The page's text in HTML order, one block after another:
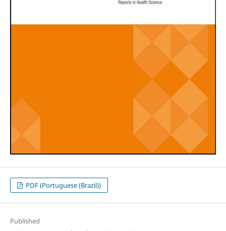
PDF (Portuguese (Brazil))
Published